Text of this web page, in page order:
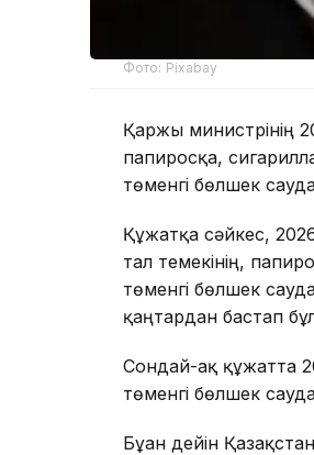
Фото: Pixabay
Қаржы министрінің
папиросқа,
төменгі бөлшек сауда
Құжатқа сәйкес,
тал темекінің,
төменгі бөлшек
қаңтардан бастап
Сондай-ақ құжатта
төменгі бөлшек сауда
Бұған дейін